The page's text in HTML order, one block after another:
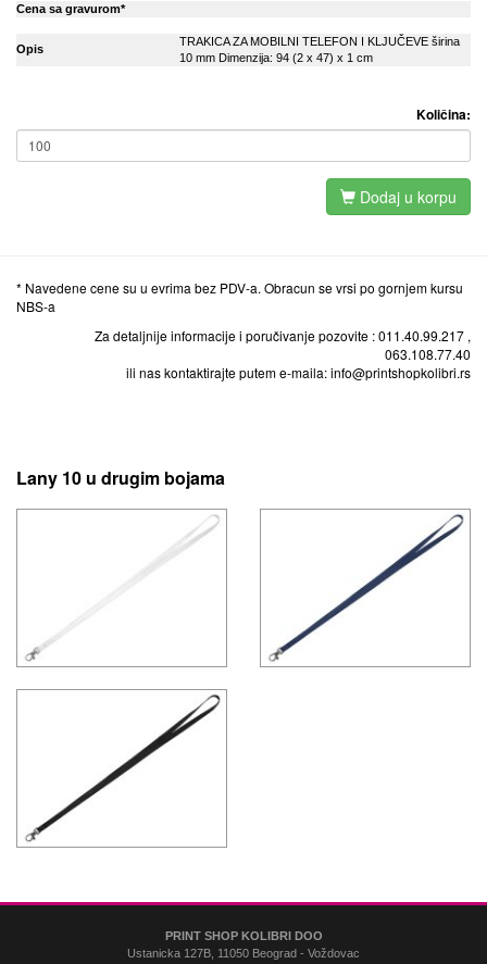
Cena sa gravurom*
Opis
TRAKICA ZA MOBILNI TELEFON I KLJUČEVE širina
10 mm Dimenzija: 94 (2 x 47) x 1 cm
Količina:
Dodaj u korpu
* Navedene cene su u evrima bez PDV-a. Obracun se vrsi po gornjem kursu
NBS-a
Za detaljnije informacije i poručivanje pozovite : 011.40.99.217 ,
063.108.77.40
ili nas kontaktirajte putem e-maila: info@printshopkolibri.rs
Lany 10 u drugim bojama
PRINT SHOP KOLIBRI DOO
Ustanicka 127B, 11050 Beograd - Voždovac